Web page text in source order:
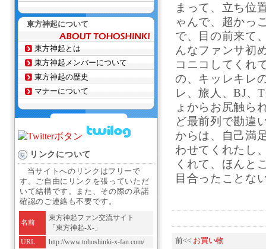
まって、立ち位
ゃんで、超かっ
で、目の前来て
んなファンサ初
コニコしてくれ
の、キッレキレ
レ、旅人、BJ、
ょからお尻触ら
ど最前列で勘違
からは、自己満
わせてくれたし
くれて、ほんと
目合ったことな
前<< お買い物
東方神起について
東方神起とは
東方神起メンバーについて
東方神起の歴史
マナーについて
リンクについて
当サイトへのリンクはフリーで
す。ご自由にリンクを張っていただ
いて結構です。また、その際の承諾
確認のご連絡も不要です。
名前
東方神起ファン交流サイト
「東方神起-X-」
URL
http://www.tohoshinki-x-fan.com/